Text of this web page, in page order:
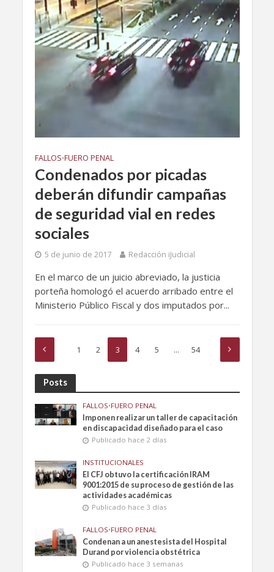
FALLOS•FUERO PENAL
Condenados por picadas
deberán difundir campañas
de seguridad vial en redes
sociales
5 de junio de 2017 Redacción iJudicial
En el marco de un juicio abreviado, la justicia
porteña homologó el acuerdo arribado entre el
Ministerio Público Fiscal y dos imputados por...
1 2 3 4 5 … 54
Posts
FALLOS•FUERO PENAL
Imponen realizar un taller de capacitación
en discapacidad diseñado para el caso
Publicado hace 2 días
INSTITUCIONALES
El CFJ obtuvo la certificación IRAM
9001:2015 de su proceso de gestión de las
actividades académicas
Publicado hace 3 días
FALLOS•FUERO PENAL
Condenan a un anestesista del Hospital
Durand por violencia obstétrica
Publicado hace 3 semanas